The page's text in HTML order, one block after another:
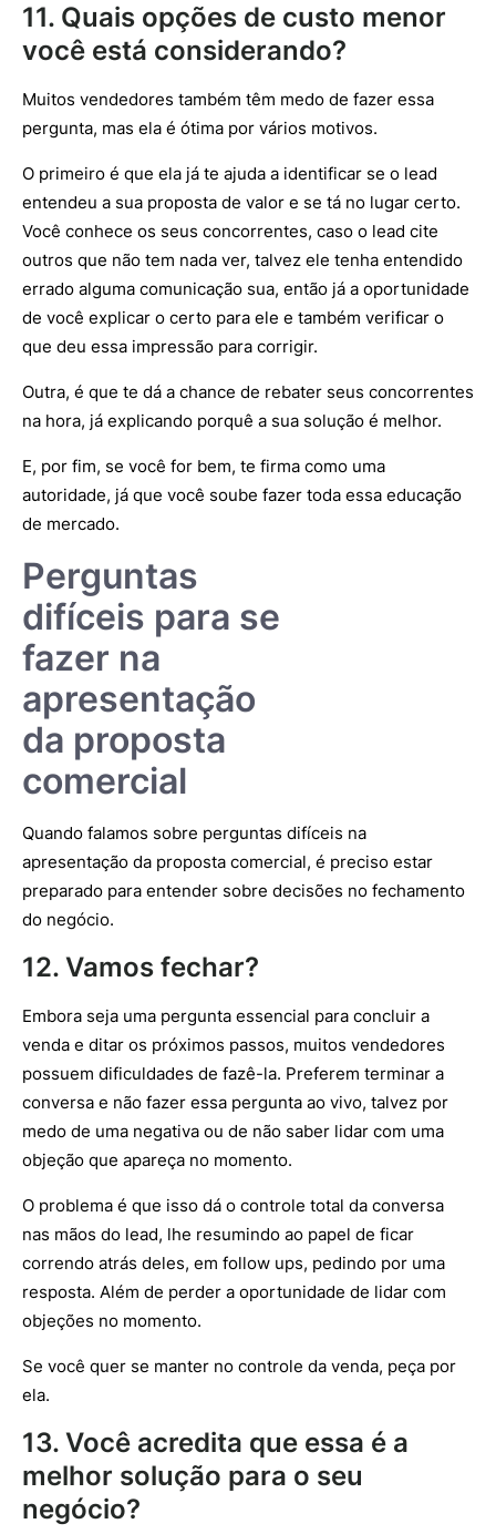
11. Quais opções de custo menor
você está considerando?
Muitos vendedores também têm medo de fazer essa
pergunta, mas ela é ótima por vários motivos.
O primeiro é que ela já te ajuda a identificar se o lead
entendeu a sua proposta de valor e se tá no lugar certo.
Você conhece os seus concorrentes, caso o lead cite
outros que não tem nada ver, talvez ele tenha entendido
errado alguma comunicação sua, então já a oportunidade
de você explicar o certo para ele e também verificar o
que deu essa impressão para corrigir.
Outra, é que te dá a chance de rebater seus concorrentes
na hora, já explicando porquê a sua solução é melhor.
E, por fim, se você for bem, te firma como uma
autoridade, já que você soube fazer toda essa educação
de mercado.
Perguntas
difíceis para se
fazer na
apresentação
da proposta
comercial
Quando falamos sobre perguntas difíceis na
apresentação da proposta comercial, é preciso estar
preparado para entender sobre decisões no fechamento
do negócio.
12. Vamos fechar?
Embora seja uma pergunta essencial para concluir a
venda e ditar os próximos passos, muitos vendedores
possuem dificuldades de fazê-la. Preferem terminar a
conversa e não fazer essa pergunta ao vivo, talvez por
medo de uma negativa ou de não saber lidar com uma
objeção que apareça no momento.
O problema é que isso dá o controle total da conversa
nas mãos do lead, lhe resumindo ao papel de ficar
correndo atrás deles, em follow ups, pedindo por uma
resposta. Além de perder a oportunidade de lidar com
objeções no momento.
Se você quer se manter no controle da venda, peça por
ela.
13. Você acredita que essa é a
melhor solução para o seu
negócio?